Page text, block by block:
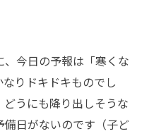
今日の予報は「寒くな
りドキドキものでし
うにも降り出しそうな
日がないのです（子ど